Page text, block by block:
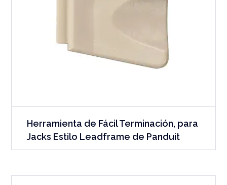
Herramienta de Fácil Terminación, para
Jacks Estilo Leadframe de Panduit